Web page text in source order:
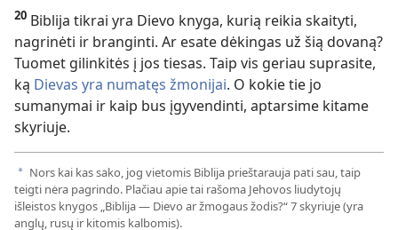
20 Biblija tikrai yra Dievo knyga, kurią reikia skaityti,
nagrinėti ir branginti. Ar esate dėkingas už šią dovaną?
Tuomet gilinkitės į jos tiesas. Taip vis geriau suprasite,
ką Dievas yra numatęs žmonijai. O kokie tie jo
sumanymai ir kaip bus įgyvendinti, aptarsime kitame
skyriuje.
a Nors kai kas sako, jog vietomis Biblija prieštarauja pati sau, taip
teigti nėra pagrindo. Plačiau apie tai rašoma Jehovos liudytojų
išleistos knygos „Biblija — Dievo ar žmogaus žodis?“ 7 skyriuje (yra
anglų, rusų ir kitomis kalbomis).